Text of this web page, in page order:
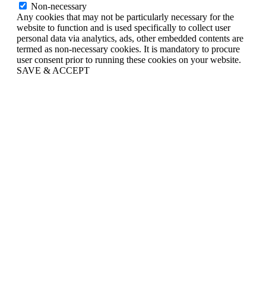
Non-necessary
Any cookies that may not be particularly necessary for the
website to function and is used specifically to collect user
personal data via analytics, ads, other embedded contents are
termed as non-necessary cookies. It is mandatory to procure
user consent prior to running these cookies on your website.
SAVE & ACCEPT